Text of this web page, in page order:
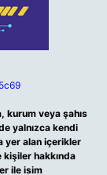
kurum veya şahıs
yalnızca kendi
yer alan içerikler
hakkında
ile isim